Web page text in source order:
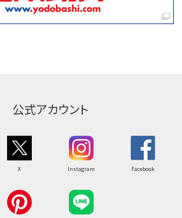
公式アカウント
X Instagram Facebook